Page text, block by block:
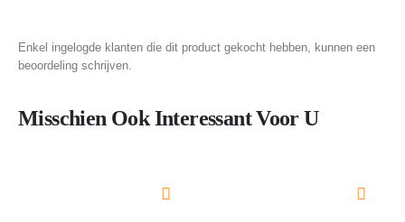
Enkel ingelogde klanten die dit product gekocht hebben, kunnen een
beoordeling schrijven.
Misschien Ook Interessant Voor U